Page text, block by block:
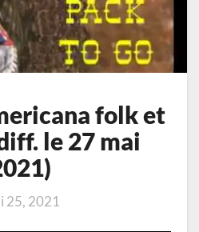
folk et
le 27 mai
25, 2021